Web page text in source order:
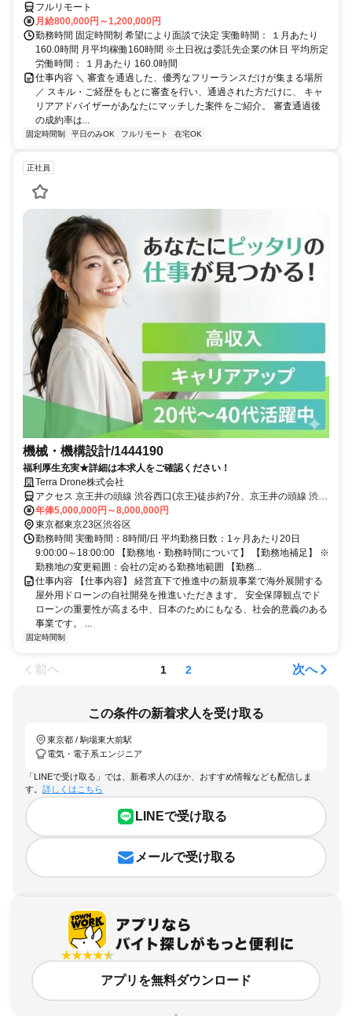
フルリモート
月給800,000円～1,200,000円
勤務時間 固定時間制 希望により面談で決定 実働時間： １月あたり
160.0時間 月平均稼働160時間 ※土日祝は委託先企業の休日 平均所定
労働時間： １月あたり 160.0時間
仕事内容 ＼ 審査を通過した、優秀なフリーランスだけが集まる場所
／ スキル・ご経歴をもとに審査を行い、通過された方だけに、 キャ
リアアドバイザーがあなたにマッチした案件をご紹介。 審査通過後
の成約率は...
固定時間制 平日のみOK フルリモート 在宅OK
正社員
機械・機構設計/1444190
福利厚生充実★詳細は本求人をご確認ください！
Terra Drone株式会社
アクセス 京王井の頭線 渋谷西口(京王)徒歩約7分、京王井の頭線 渋谷
西口(京王)徒歩約7分、京王井の頭線 神泉南口徒歩約7分
年俸5,000,000円～8,000,000円
東京都東京23区渋谷区
勤務時間 実働時間：8時間/日 平均勤務日数：1ヶ月あたり20日
9:00:00～18:00:00 【勤務地・勤務時間について】 【勤務地補足】 ※
勤務地の変更範囲：会社の定める勤務地範囲 【勤務...
仕事内容 【仕事内容】 経営直下で推進中の新規事業で海外展開する
屋外用ドローンの自社開発を推進いただきます。 安全保障観点でド
ローンの重要性が高まる中、日本のためにもなる、社会的意義のある
事業です。 ...
固定時間制
前へ 1 2 次へ
この条件の新着求人を受け取る
東京都 / 駒場東大前駅
電気・電子系エンジニア
「LINEで受け取る」では、新着求人のほか、おすすめ情報なども配信しま
す。 詳しくはこちら
LINEで受け取る
メールで受け取る
アプリを無料ダウンロード